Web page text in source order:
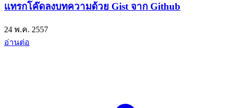
แทรกโค๊ดลงบทความด้วย Gist จาก Github
24 พ.ค. 2557
อ่านต่อ